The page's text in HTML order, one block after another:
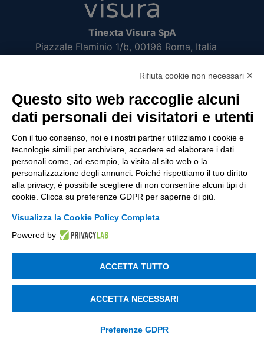
Tinexta Visura SpA
Piazzale Flaminio 1/b, 00196 Roma, Italia
Società soggetta alla direzione e coordinamento
P.IVA 05338771008 REA n. 877679
UTILITÀ
Recupero Password
Verifica attestato di presenza
Informativa cookie
Rifiuta cookie non necessari ✕
Questo sito web raccoglie alcuni
dati personali dei visitatori e utenti
Con il tuo consenso, noi e i nostri partner utilizziamo i cookie e
tecnologie simili per archiviare, accedere ed elaborare i dati
personali come, ad esempio, la visita al sito web o la
personalizzazione degli annunci. Poiché rispettiamo il tuo diritto
alla privacy, è possibile scegliere di non consentire alcuni tipi di
cookie. Clicca su preferenze GDPR per saperne di più.
Visualizza la Cookie Policy Completa
Powered by
ACCETTA TUTTO
ACCETTA NECESSARI
Preferenze GDPR